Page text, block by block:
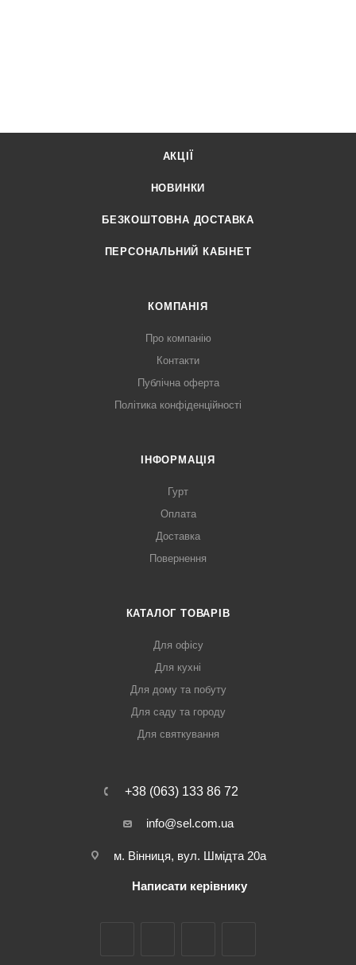
АКЦІЇ
НОВИНКИ
БЕЗКОШТОВНА ДОСТАВКА
ПЕРСОНАЛЬНИЙ КАБІНЕТ
КОМПАНІЯ
Про компанію
Контакти
Публічна оферта
Політика конфіденційності
ІНФОРМАЦІЯ
Гурт
Оплата
Доставка
Повернення
КАТАЛОГ ТОВАРІВ
Для офісу
Для кухні
Для дому та побуту
Для саду та городу
Для святкування
+38 (063) 133 86 72
info@sel.com.ua
м. Вінниця, вул. Шмідта 20а
Написати керівнику